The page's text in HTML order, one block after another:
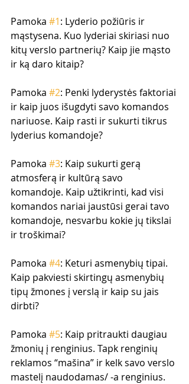
Pamoka #1: Lyderio požiūris ir
mąstysena. Kuo lyderiai skiriasi nuo
kitų verslo partnerių? Kaip jie mąsto
ir ką daro kitaip?
Pamoka #2: Penki lyderystės faktoriai
ir kaip juos išugdyti savo komandos
nariuose. Kaip rasti ir sukurti tikrus
lyderius komandoje?
Pamoka #3: Kaip sukurti gerą
atmosferą ir kultūrą savo
komandoje. Kaip užtikrinti, kad visi
komandos nariai jaustūsi gerai tavo
komandoje, nesvarbu kokie jų tikslai
ir troškimai?
Pamoka #4: Keturi asmenybių tipai.
Kaip pakviesti skirtingų asmenybių
tipų žmones į verslą ir kaip su jais
dirbti?
Pamoka #5: Kaip pritraukti daugiau
žmonių į renginius. Tapk renginių
reklamos “mašina” ir kelk savo verslo
mastelį naudodamas/ -a renginius.